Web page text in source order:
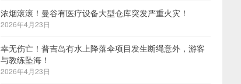
浓烟滚滚！曼谷有医疗设备大型仓库突发严重火灾！
2026年4月23日
幸无伤亡！普吉岛有水上降落伞项目发生断绳意外，游客
与教练坠海！
2026年4月23日